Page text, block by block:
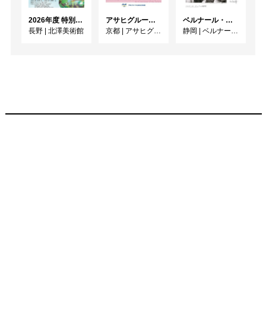
2026年度 特別展「ガレとドーム、アール･ヌーヴォーのガラス 水辺のやすらぎ、海の神秘」
長野
北澤美術館
アサヒグループ大山崎山荘美術館 開館30周年記念展「没後100年 クロード・モネ」
京都
アサヒグループ大山崎山荘美術館
ベルナール・ビュフェと写真 ーカメラがとらえたビュフェとその時代、そして21 世紀へ
静岡
ベルナール・ビュフェ美術館